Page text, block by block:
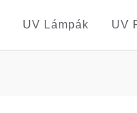
UV Lámpák UV